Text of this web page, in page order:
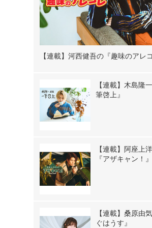
【連載】河西健吾の『趣味のアレコ
【連載】木島隆
筆啓上』
【連載】阿座上
『アザキャン！』
【連載】桑原由
ぐはうす』